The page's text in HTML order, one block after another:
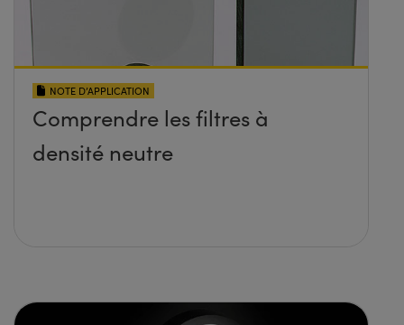
NOTE D’APPLICATION
Comprendre les filtres à
densité neutre